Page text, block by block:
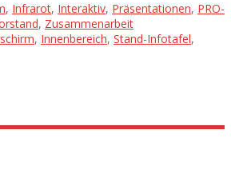
, Infrarot, Interaktiv, Präsentationen, PRO-
, Zusammenarbeit
, Innenbereich, Stand-Infotafel,